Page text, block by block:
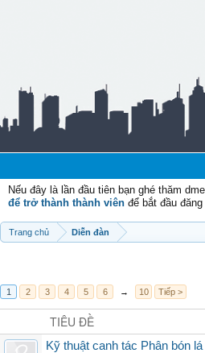
Nếu đây là lần đầu tiên bạn ghé thăm
để trở thành thành viên để bắt đầu
Trang chủ Diễn đàn
1 2 3 4 5 6 → 10 Tiếp >
TIÊU ĐỀ
Kỹ thuật canh tác Phân bón